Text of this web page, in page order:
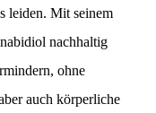
leiden. Mit seinem
nachhaltig
ohne
auch körperliche